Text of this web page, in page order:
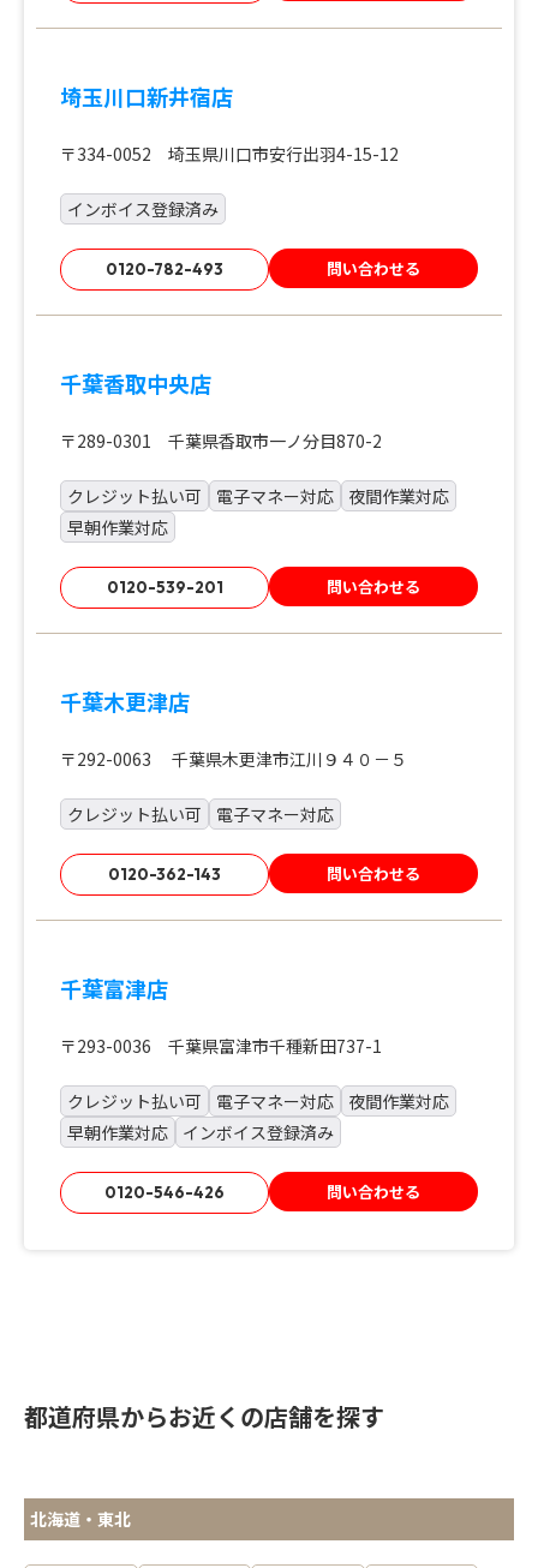
埼玉川口新井宿店
〒334-0052 埼玉県川口市安行出羽4-15-12
インボイス登録済み
0120-782-493 問い合わせる
千葉香取中央店
〒289-0301 千葉県香取市一ノ分目870-2
クレジット払い可 電子マネー対応
夜間作業対応
早朝作業対応
0120-539-201 問い合わせる
千葉木更津店
〒292-0063 千葉県木更津市江川９４０－５
クレジット払い可 電子マネー対応
0120-362-143 問い合わせる
千葉富津店
〒293-0036 千葉県富津市千種新田737-1
クレジット払い可 電子マネー対応
夜間作業対応
早朝作業対応
インボイス登録済み
0120-546-426 問い合わせる
都道府県からお近くの店舗を探す
北海道・東北